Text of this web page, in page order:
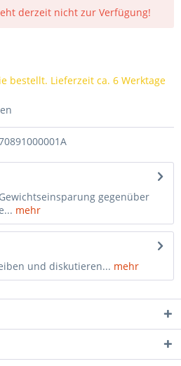
derzeit nicht zur Verfügung!
bestellt. Lieferzeit ca. 6 Werktage
gegenüber
mehr
und diskutieren... mehr